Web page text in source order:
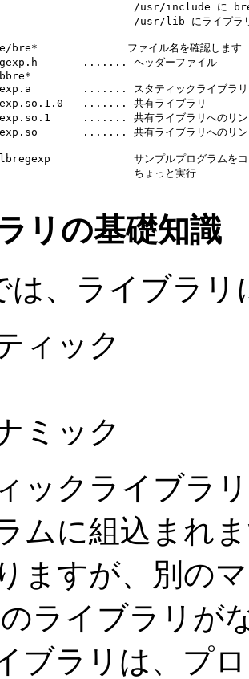
/usr/include に
/usr/lib にライブラリ
ファイル名を確認します
....... ヘッダーファ
....... スタティックライブラリ
....... 共有ライブラリ
....... 共有ライブラリへのリン
....... 共有ライブラリへのリン
サンプルプログラムをコン
ちょっと実行
リの基礎知識
は、ライブラ
ィック
ミック
ックライブラ
ムに組込まれ
ますが、別の
ライブラリが
ブラリは、プ